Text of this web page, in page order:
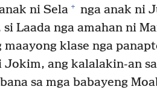
ni Sela + nga anak ni
Laada nga amahan ni
maayong klase nga
Jokim, ang kalalakin-an
sa mga babayeng